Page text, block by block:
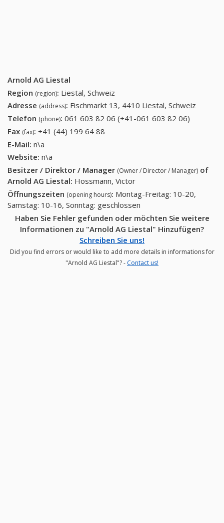
Arnold AG Liestal
Region (region): Liestal, Schweiz
Adresse (address): Fischmarkt 13, 4410 Liestal, Schweiz
Telefon (phone): 061 603 82 06 (+41-061 603 82 06)
Fax (fax): +41 (44) 199 64 88
E-Mail: n\a
Website: n\a
Besitzer / Direktor / Manager (Owner / Director / Manager) of
Arnold AG Liestal: Hossmann, Victor
Öffnungszeiten (opening hours): Montag-Freitag: 10-20,
Samstag: 10-16, Sonntag: geschlossen
Haben Sie Fehler gefunden oder möchten Sie weitere
Informationen zu "Arnold AG Liestal" Hinzufügen?
Schreiben Sie uns!
Did you find errors or would like to add more details in informations for
"Arnold AG Liestal"? - Contact us!